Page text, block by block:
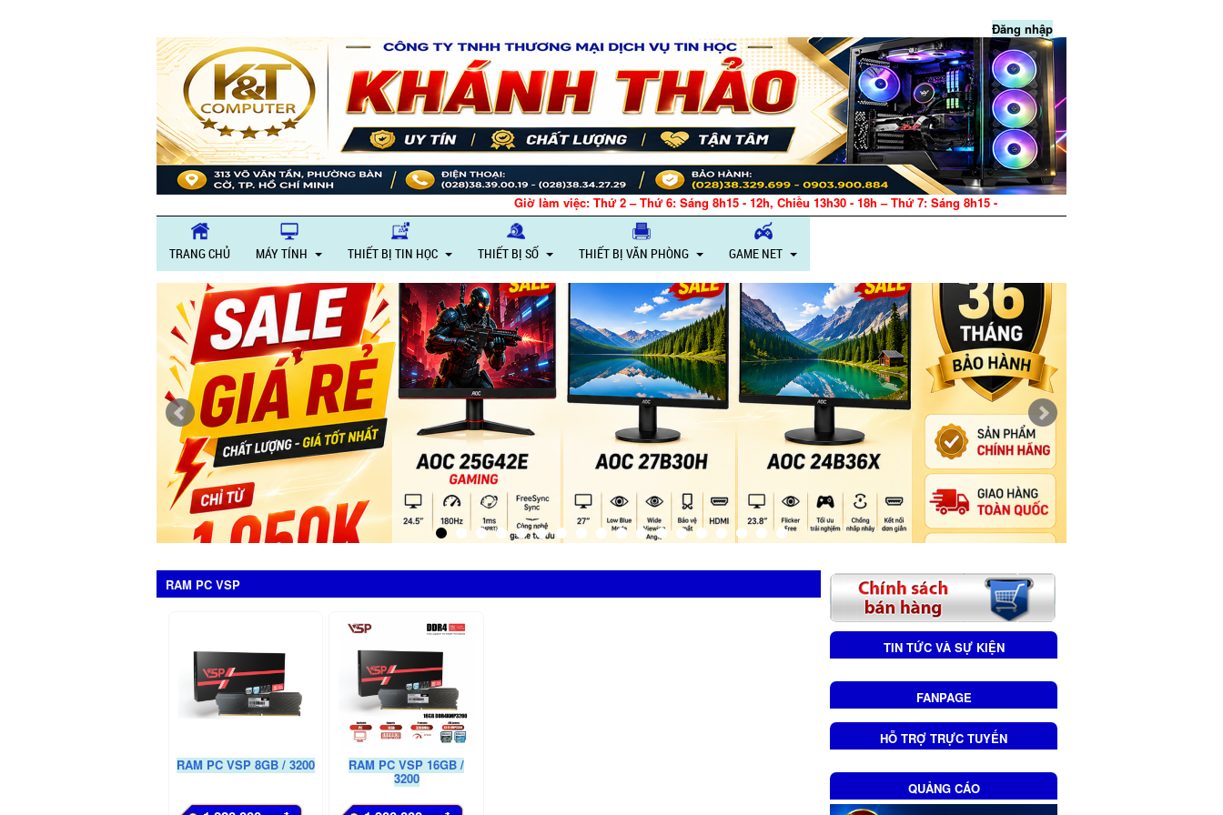
Đăng nhập
Giờ làm việc: Thứ 2 – Thứ 6: Sáng 8h15 - 12h, Chiều 13h30 - 18h – Thứ 7: Sáng 8h15 - 12h, Chiều 13h30 - 17h – CN: Nghỉ
TRANG CHỦ MÁY TÍNH THIẾT BỊ TIN HỌC THIẾT BỊ SỐ THIẾT BỊ VĂN PHÒNG GAME NET
RAM PC VSP
RAM PC VSP 8GB / 3200 RAM PC VSP 16GB /
3200
TIN TỨC VÀ SỰ KIỆN
FANPAGE
HỖ TRỢ TRỰC TUYẾN
QUẢNG CÁO